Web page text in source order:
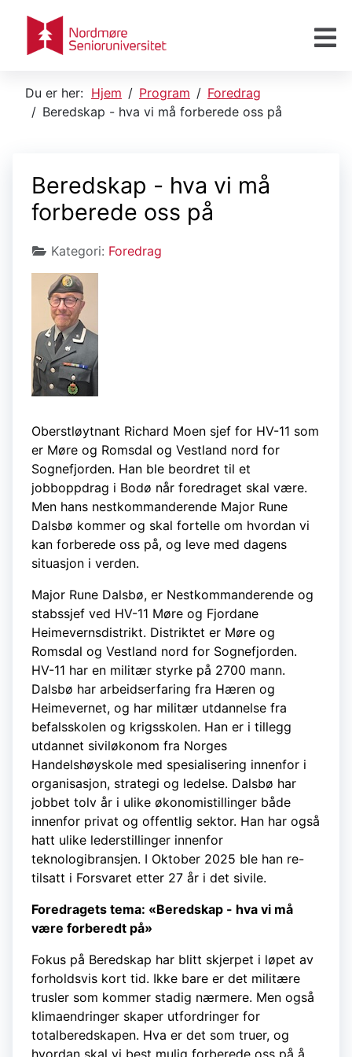
Du er her: Hjem Program
Foredrag
Beredskap - hva vi må forberede oss på
Beredskap - hva vi må
forberede oss på
Kategori: Foredrag
Oberstløytnant Richard Moen sjef for HV-11 som
er Møre og Romsdal og Vestland nord for
Sognefjorden. Han ble beordret til et
jobboppdrag i Bodø når foredraget skal være.
Men hans nestkommanderende Major Rune
Dalsbø kommer og skal fortelle om hvordan vi
kan forberede oss på, og leve med dagens
situasjon i verden.
Major Rune Dalsbø, er Nestkommanderende og
stabssjef ved HV-11 Møre og Fjordane
Heimevernsdistrikt. Distriktet er Møre og
Romsdal og Vestland nord for Sognefjorden.
HV-11 har en militær styrke på 2700 mann.
Dalsbø har arbeidserfaring fra Hæren og
Heimevernet, og har militær utdannelse fra
befalsskolen og krigsskolen. Han er i tillegg
utdannet siviløkonom fra Norges
Handelshøyskole med spesialisering innenfor i
organisasjon, strategi og ledelse. Dalsbø har
jobbet tolv år i ulike økonomistillinger både
innenfor privat og offentlig sektor. Han har også
hatt ulike lederstillinger innenfor
teknologibransjen. I Oktober 2025 ble han re-
tilsatt i Forsvaret etter 27 år i det sivile.
Foredragets tema: «Beredskap - hva vi må
være forberedt på»
Fokus på Beredskap har blitt skjerpet i løpet av
forholdsvis kort tid. Ikke bare er det militære
trusler som kommer stadig nærmere. Men også
klimaendringer skaper utfordringer for
totalberedskapen. Hva er det som truer, og
hvordan skal vi best mulig forberede oss på å